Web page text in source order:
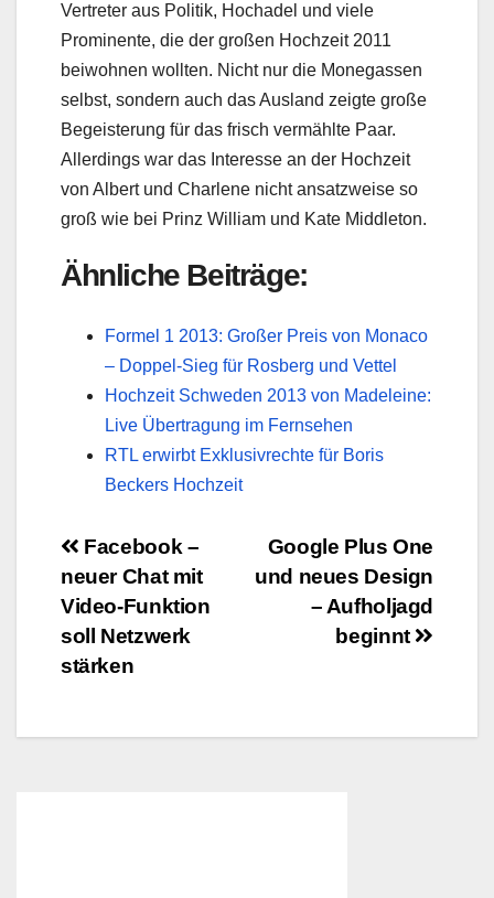
Vertreter aus Politik, Hochadel und viele
Prominente, die der großen Hochzeit 2011
beiwohnen wollten. Nicht nur die Monegassen
selbst, sondern auch das Ausland zeigte große
Begeisterung für das frisch vermählte Paar.
Allerdings war das Interesse an der Hochzeit
von Albert und Charlene nicht ansatzweise so
groß wie bei Prinz William und Kate Middleton.
Ähnliche Beiträge:
Formel 1 2013: Großer Preis von Monaco
– Doppel-Sieg für Rosberg und Vettel
Hochzeit Schweden 2013 von Madeleine:
Live Übertragung im Fernsehen
RTL erwirbt Exklusivrechte für Boris
Beckers Hochzeit
BeitragsnavigationGoogle Plus One
und neues Design
– Aufholjagd
beginnt
Facebook –
neuer Chat mit
Video-Funktion
soll Netzwerk
stärken